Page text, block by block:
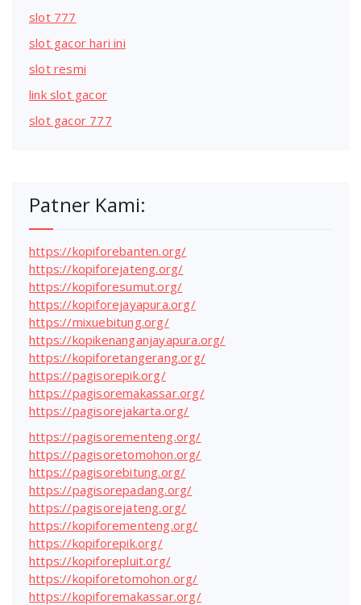
slot 777
slot gacor hari ini
slot resmi
link slot gacor
slot gacor 777
Patner Kami:
https://kopiforebanten.org/
https://kopiforejateng.org/
https://kopiforesumut.org/
https://kopiforejayapura.org/
https://mixuebitung.org/
https://kopikenanganjayapura.org/
https://kopiforetangerang.org/
https://pagisorepik.org/
https://pagisoremakassar.org/
https://pagisorejakarta.org/
https://pagisorementeng.org/
https://pagisoretomohon.org/
https://pagisorebitung.org/
https://pagisorepadang.org/
https://pagisorejateng.org/
https://kopiforementeng.org/
https://kopiforepik.org/
https://kopiforepluit.org/
https://kopiforetomohon.org/
https://kopiforemakassar.org/